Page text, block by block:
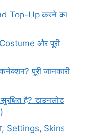
Top-Up करने का
और पूरी
पूरी जानकारी
है? डाउनलोड
Settings, Skins